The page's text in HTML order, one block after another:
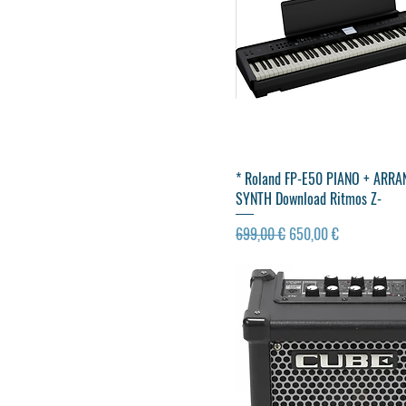
Visualização rápida
* Roland FP-E50 PIANO +
SYNTH Download Ritmos Z-
Preço normal
699,00 € Preço promocional
650,00 €